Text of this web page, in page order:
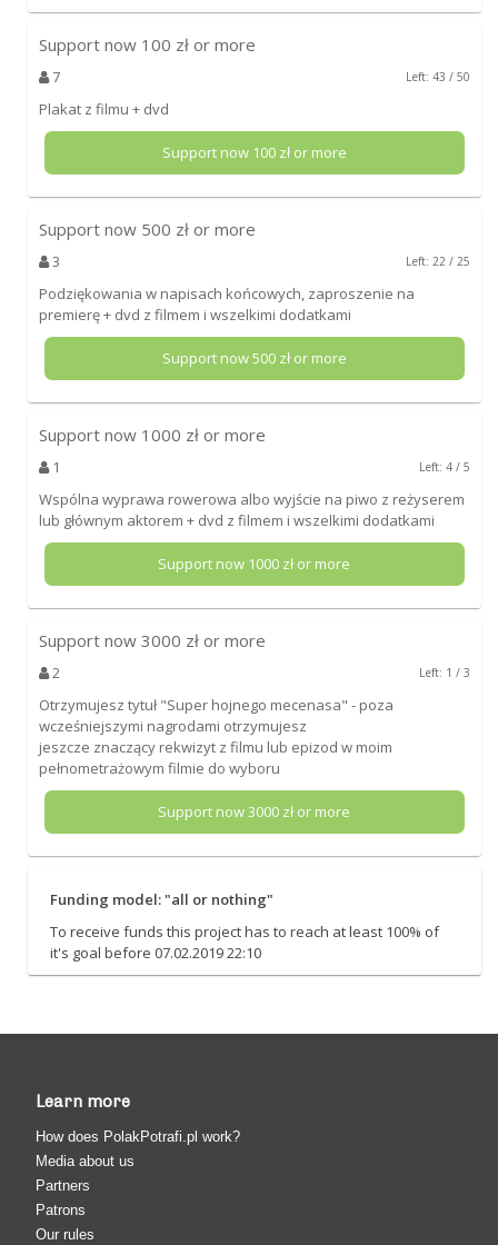
Support now 100 zł or more
7 Left: 43 / 50
Plakat z filmu + dvd
Support now 100zł or more
Support now 500 zł or more
3 Left: 22 / 25
Podziękowania w napisach końcowych, zaproszenie na
premierę + dvd z filmem i wszelkimi dodatkami
Support now500zł or more
Support now 1000 zł or more
1 Left: 4 / 5
Wspólna wyprawa rowerowa albo wyjście na piwo z reżyserem
lub głównym aktorem + dvd z filmem i wszelkimi dodatkami
Support now 1000 zł or more
Support now 3000 zł or more
2 Left: 1 / 3
Otrzymujesz tytuł "Super hojnego mecenasa" - poza
wcześniejszymi nagrodami otrzymujesz
jeszcze znaczący rekwizyt z filmu lub epizod w moim
pełnometrażowym filmie do wyboru
Support now3000 zł or more
Funding model: "all or nothing"
To receive funds this project has to reach at least 100% of
it's goal before 07.02.2019 22:10
Learn more
How does PolakPotrafi.pl work?
Media about us
Partners
Patrons
Our rules